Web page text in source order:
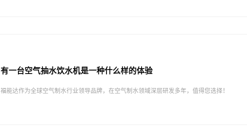
有一台空气抽水饮水机是一种什么样的体验
福能达作为全球空气制水行业领导品牌，在空气制水领域深层研发多年，值得您选择！